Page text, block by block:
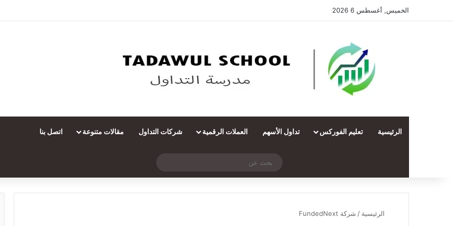
الخميس, أغسطس 6 2026
الرئيسية تعليم الفوركس تداول الأسهم العملات الرقمية شركات التداول مقالات متنوعة اتصل بنا
تسجيل الدخول
مقال عشوائي
عن
الرئيسية / شركة FundedNext